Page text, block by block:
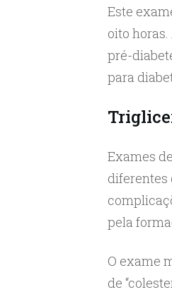
Este
oito
pré-
para
Exames
diferentes
pela
O exame
de